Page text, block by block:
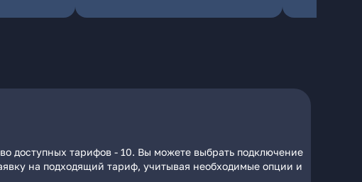
доступных тарифов - 10. Вы можете выбрать подключение
на подходящий тариф, учитывая необходимые опции и